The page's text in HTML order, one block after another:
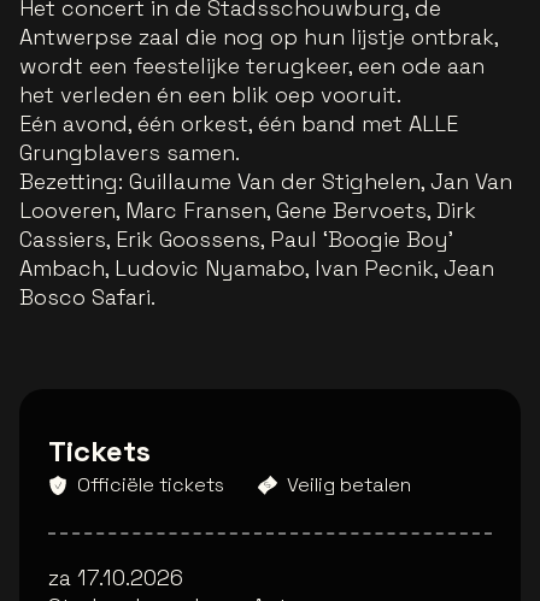
Het concert in de Stadsschouwburg, de
Antwerpse zaal die nog op hun lijstje ontbrak,
wordt een feestelijke terugkeer, een ode aan
het verleden én een blik oep vooruit.
Eén avond, één orkest, één band met ALLE
Grungblavers samen.
Bezetting: Guillaume Van der Stighelen, Jan Van
Looveren, Marc Fransen, Gene Bervoets, Dirk
Cassiers, Erik Goossens, Paul ‘Boogie Boy’
Ambach, Ludovic Nyamabo, Ivan Pecnik, Jean
Bosco Safari.
Tickets
Officiële tickets Veilig betalen
za 17.10.2026